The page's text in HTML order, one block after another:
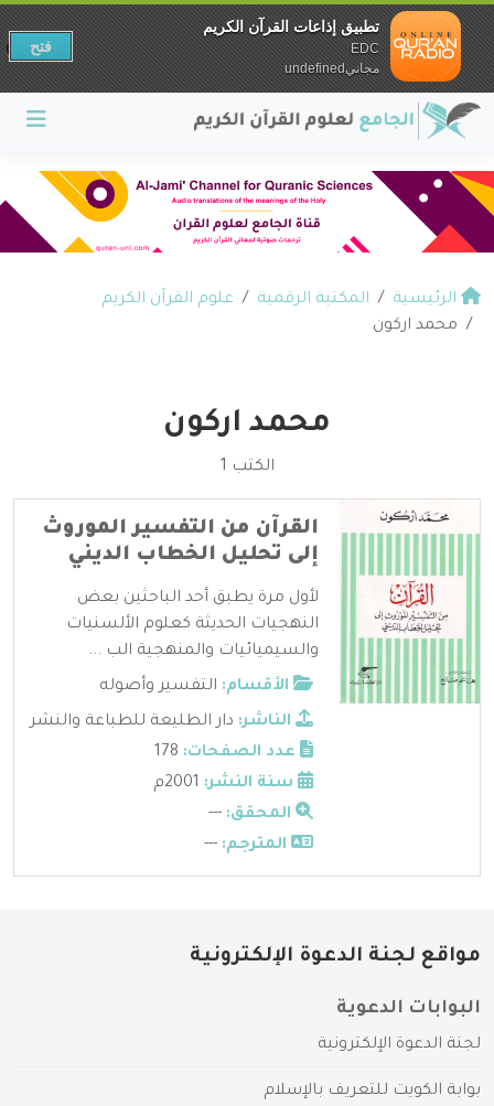
الرئيسية المكتبة الرقمية
علوم القرآن الكريم
محمد اركون
محمد اركون
الكتب 1
القرآن من التفسير الموروث
إلى تحليل الخطاب الديني
لأول مرة يطبق أحد الباحثين بعض
النهجيات الحديثة كعلوم الألسنيات
والسيميائيات والمنهجية الب ...
الأقسام: التفسير وأصوله
الناشر: دار الطليعة للطباعة والنشر
عدد الصفحات:
سنة النشر:
المحقق: ---
المترجم: ---
مواقع لجنة الدعوة الإلكترونية
البوابات الدعوية
لجنة الدعوة الإلكترونية
بوابة الكويت للتعريف بالإسلام
تطبيق إذاعات القرآن الكريم
EDC
مجانيundefined
فتح